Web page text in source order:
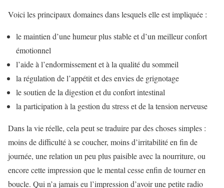
Voici les principaux domaines dans lesquels elle est impliquée :
le maintien d’une humeur plus stable et d’un meilleur confort
émotionnel
l’aide à l’endormissement et à la qualité du sommeil
la régulation de l’appétit et des envies de grignotage
le soutien de la digestion et du confort intestinal
la participation à la gestion du stress et de la tension nerveuse
Dans la vie réelle, cela peut se traduire par des choses simples :
moins de difficulté à se coucher, moins d’irritabilité en fin de
journée, une relation un peu plus paisible avec la nourriture, ou
encore cette impression que le mental cesse enfin de tourner en
boucle. Qui n’a jamais eu l’impression d’avoir une petite radio